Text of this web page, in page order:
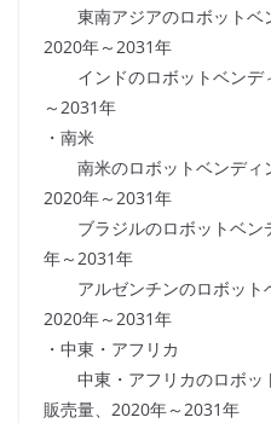
東南アジアのロボットベ
2020年～2031年
インドのロボットベンデ
～2031年
・南米
南米のロボットベンディ
2020年～2031年
ブラジルのロボットベン
年～2031年
アルゼンチンのロボット
2020年～2031年
・中東・アフリカ
中東・アフリカのロボッ
販売量、2020年～2031年